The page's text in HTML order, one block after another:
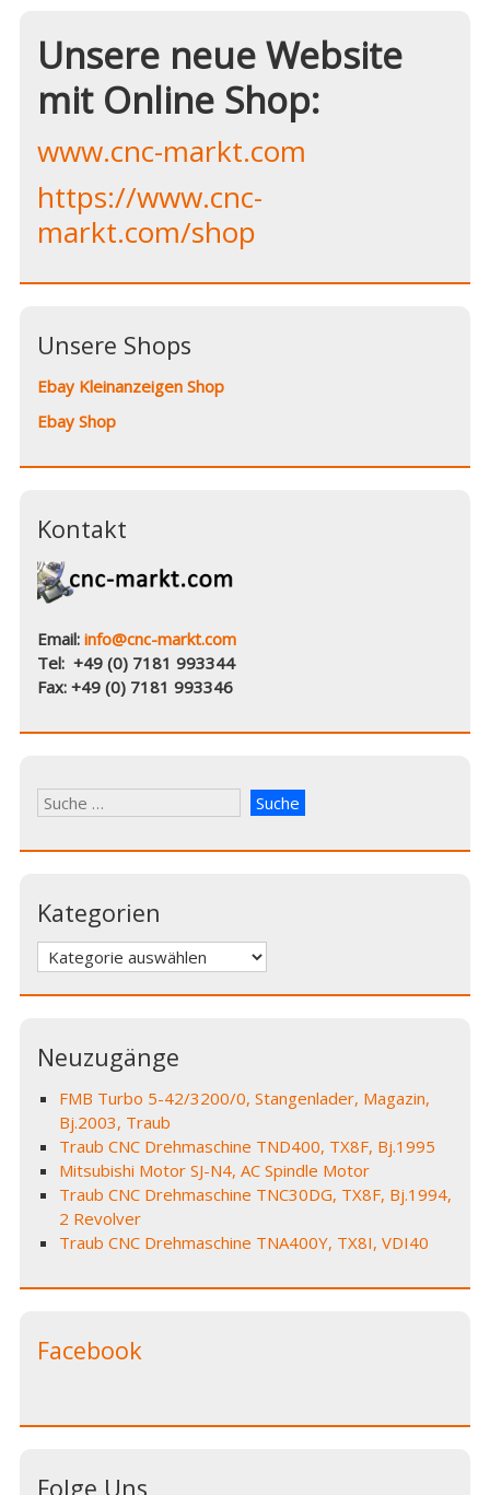
Unsere neue Website
mit Online Shop:
www.cnc-markt.com
https://www.cnc-
markt.com/shop
Unsere Shops
Ebay Kleinanzeigen Shop
Ebay Shop
Kontakt
Email:info@cnc-markt.com
Tel: +49 (0) 7181 993344
Fax: +49 (0) 7181 993346
Kategorien
Kategorien
Neuzugänge
FMB Turbo 5-42/3200/0, Stangenlader, Magazin,
Bj.2003, Traub
Traub CNC Drehmaschine TND400, TX8F, Bj.1995
Mitsubishi Motor SJ-N4, AC Spindle Motor
Traub CNC Drehmaschine TNC30DG, TX8F, Bj.1994,
2 Revolver
Traub CNC Drehmaschine TNA400Y, TX8I, VDI40
Facebook
Folge Uns